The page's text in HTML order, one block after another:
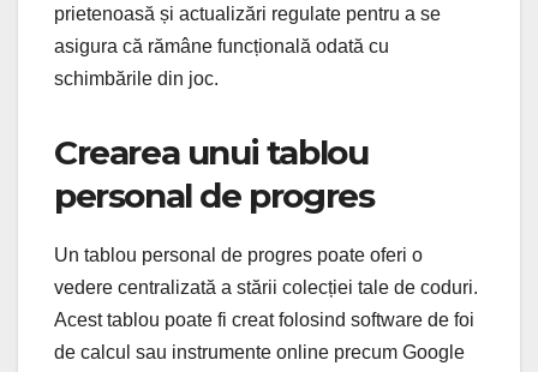
prietenoasă și actualizări regulate pentru a se
asigura că rămâne funcțională odată cu
schimbările din joc.
Crearea unui tablou
personal de progres
Un tablou personal de progres poate oferi o
vedere centralizată a stării colecției tale de coduri.
Acest tablou poate fi creat folosind software de foi
de calcul sau instrumente online precum Google